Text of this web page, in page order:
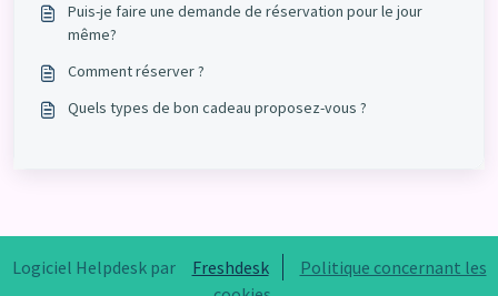
Puis-je faire une demande de réservation pour le jour
même?
Comment réserver ?
Quels types de bon cadeau proposez-vous ?
Logiciel Helpdesk par Freshdesk
Politique concernant les